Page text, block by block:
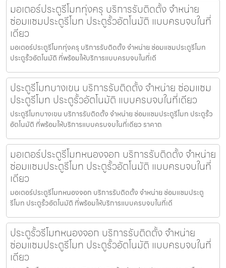
มอเตอร์ประตูรีโมททุ่งครุ บริการรับติดตั้ง จำหน่าย
ซ่อมแซมประตูรีโมท ประตูรั้วอัตโนมัติ แบบครบจบในที่
เดียว
มอเตอร์ประตูรีโมททุ่งครุ บริการรับติดตั้ง จำหน่าย ซ่อมแซมประตูรีโมท
ประตูรั้วอัตโนมัติ ที่พร้อมให้บริการแบบครบจบในที่เดี
ประตูรีโมทบางเขน บริการรับติดตั้ง จำหน่าย ซ่อมแซม
ประตูรีโมท ประตูรั้วอัตโนมัติ แบบครบจบในที่เดียว
ประตูรีโมทบางเขน บริการรับติดตั้ง จำหน่าย ซ่อมแซมประตูรีโมท ประตูรั้ว
อัตโนมัติ ที่พร้อมให้บริการแบบครบจบในที่เดียว ราคาถ
มอเตอร์ประตูรีโมทหนองจอก บริการรับติดตั้ง จำหน่าย
ซ่อมแซมประตูรีโมท ประตูรั้วอัตโนมัติ แบบครบจบในที่
เดียว
มอเตอร์ประตูรีโมทหนองจอก บริการรับติดตั้ง จำหน่าย ซ่อมแซมประตู
รีโมท ประตูรั้วอัตโนมัติ ที่พร้อมให้บริการแบบครบจบในที่เดี
ประตูรั้วรีโมทหนองจอก บริการรับติดตั้ง จำหน่าย
ซ่อมแซมประตูรีโมท ประตูรั้วอัตโนมัติ แบบครบจบในที่
เดียว